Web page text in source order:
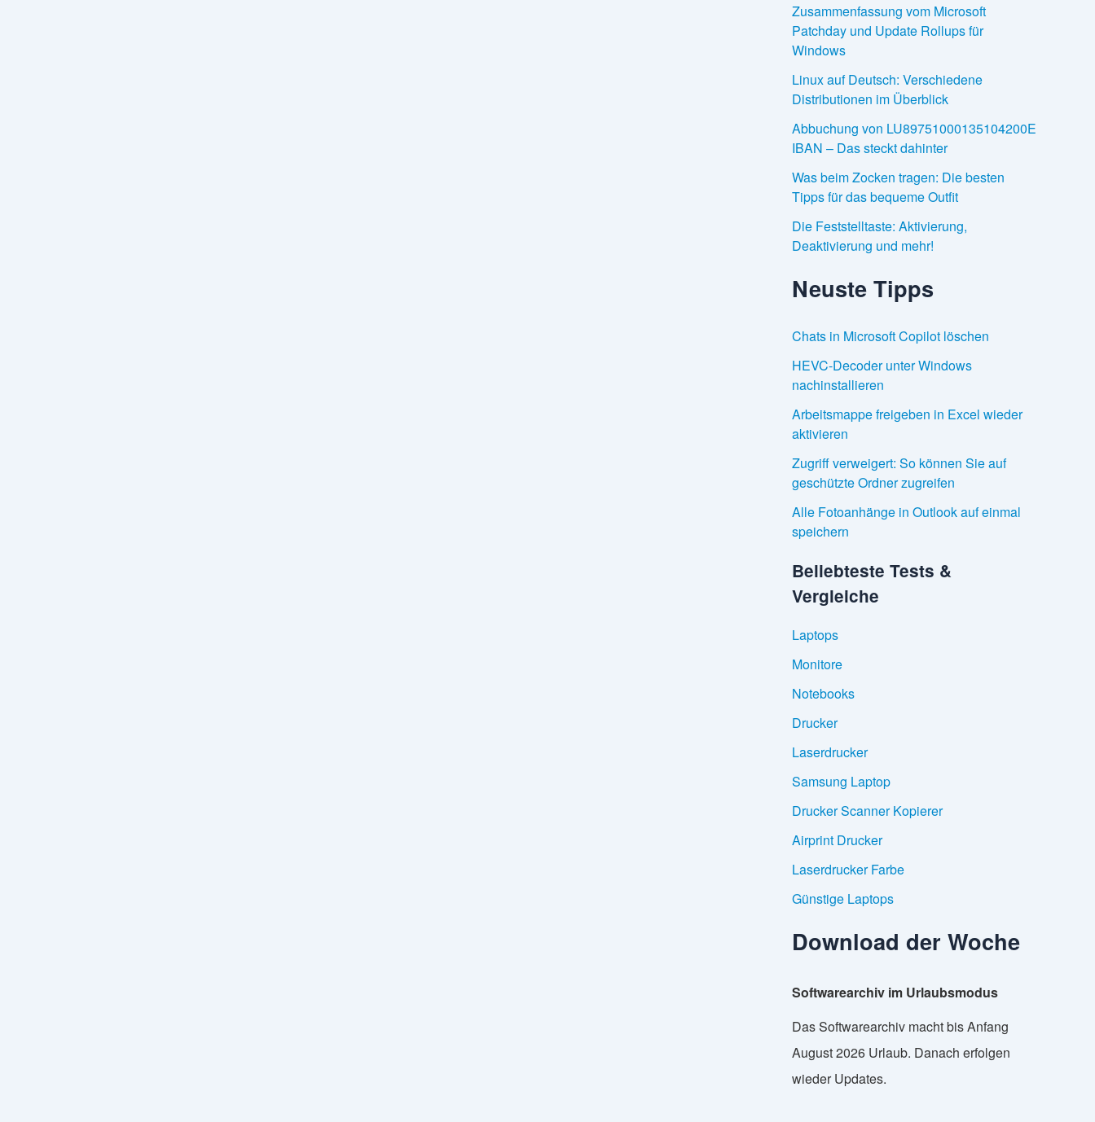
Zusammenfassung vom Microsoft
Patchday und Update Rollups für
Windows
Linux auf Deutsch: Verschiedene
Distributionen im Überblick
Abbuchung von LU89751000135104200E
IBAN – Das steckt dahinter
Was beim Zocken tragen: Die besten
Tipps für das bequeme Outfit
Die Feststelltaste: Aktivierung,
Deaktivierung und mehr!
Neuste Tipps
Chats in Microsoft Copilot löschen
HEVC-Decoder unter Windows
nachinstallieren
Arbeitsmappe freigeben in Excel wieder
aktivieren
Zugriff verweigert: So können Sie auf
geschützte Ordner zugreifen
Alle Fotoanhänge in Outlook auf einmal
speichern
Beliebteste Tests &
Vergleiche
Laptops
Monitore
Notebooks
Drucker
Laserdrucker
Samsung Laptop
Drucker Scanner Kopierer
Airprint Drucker
Laserdrucker Farbe
Günstige Laptops
Download der Woche
Softwarearchiv im Urlaubsmodus
Das Softwarearchiv macht bis Anfang
August 2026 Urlaub. Danach erfolgen
wieder Updates.